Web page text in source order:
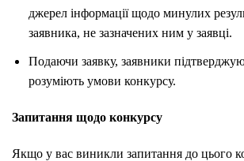
джерел інформації щодо минулих
заявника, не зазначених ним у заявці.
Подаючи заявку, заявники
розуміють умови конкурсу.
Запитання щодо конкурсу
Якщо у вас виникли запитання до цього